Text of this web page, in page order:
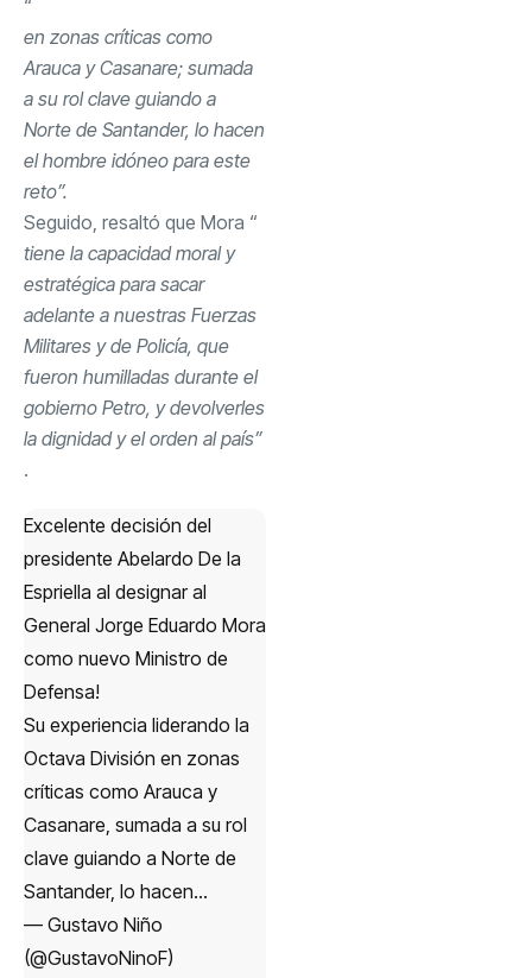
“
en zonas críticas como
Arauca y Casanare; sumada
a su rol clave guiando a
Norte de Santander, lo hacen
el hombre idóneo para este
reto”.
Seguido, resaltó que Mora “
tiene la capacidad moral y
estratégica para sacar
adelante a nuestras Fuerzas
Militares y de Policía, que
fueron humilladas durante el
gobierno Petro, y devolverles
la dignidad y el orden al país”
.
Excelente decisión del
presidente Abelardo De la
Espriella al designar al
General Jorge Eduardo Mora
como nuevo Ministro de
Defensa!
Su experiencia liderando la
Octava División en zonas
críticas como Arauca y
Casanare, sumada a su rol
clave guiando a Norte de
Santander, lo hacen…
— Gustavo Niño
(@GustavoNinoF)